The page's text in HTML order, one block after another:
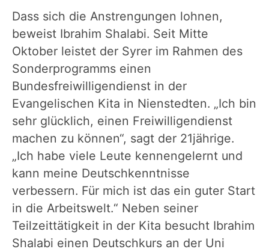
Dass sich die Anstrengungen lohnen,
beweist Ibrahim Shalabi. Seit Mitte
Oktober leistet der Syrer im Rahmen des
Sonderprogramms einen
Bundesfreiwilligendienst in der
Evangelischen Kita in Nienstedten. „Ich bin
sehr glücklich, einen Freiwilligendienst
machen zu können“, sagt der 21jährige.
„Ich habe viele Leute kennengelernt und
kann meine Deutschkenntnisse
verbessern. Für mich ist das ein guter Start
in die Arbeitswelt.“ Neben seiner
Teilzeittätigkeit in der Kita besucht Ibrahim
Shalabi einen Deutschkurs an der Uni